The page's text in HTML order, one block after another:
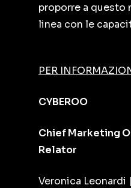
proporre a questo
linea con le
PER
CYBEROO
Chief Marketing
Relator
Veronica Leonardi |